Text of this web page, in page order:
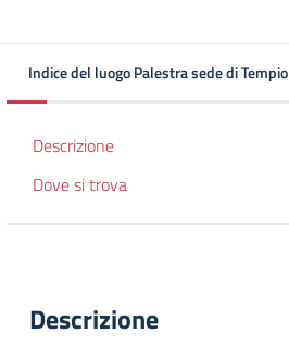
Indice del luogo Palestra sede di Tempio
Descrizione
Dove si trova
Descrizione